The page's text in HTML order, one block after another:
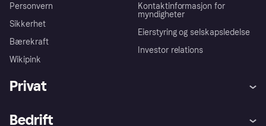
Personvern
Sikkerhet
Bærekraft
Wikipink
Kontaktinformasjon for
myndigheter
Eierstyring og selskapsledelse
Investor relations
Privat
Bedrift